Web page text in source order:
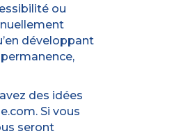
ou
développant
des idées
Si vous
seront